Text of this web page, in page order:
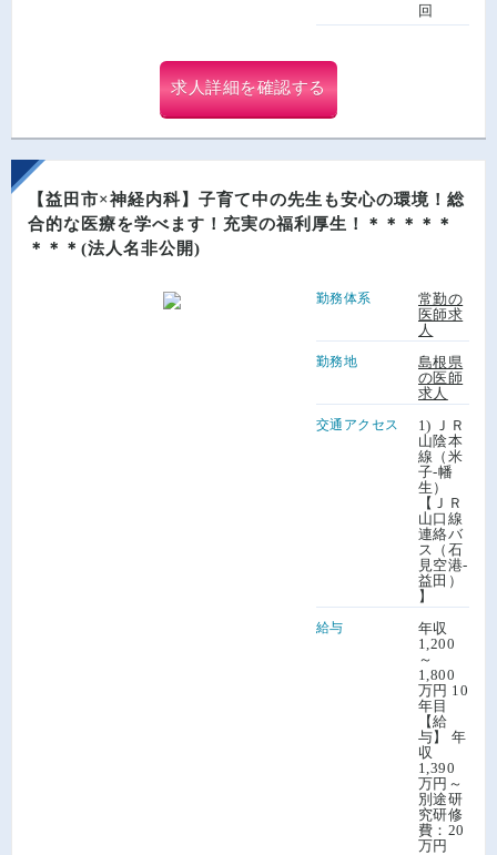
回
求人詳細を確認する
【益田市×神経内科】子育て中の先生も安心の環境！総
合的な医療を学べます！充実の福利厚生！＊＊＊＊＊
＊＊＊(法人名非公開)
勤務体系
常勤の
医師求
人
勤務地
島根県
の医師
求人
交通アクセス
1) ＪＲ
山陰本
線（米
子-幡
生）
【ＪＲ
山口線
連絡バ
ス（石
見空港-
益田）
】
給与
年収
1,200
～
1,800
万円 10
年目
【給
与】 年
収
1,390
万円～
別途研
究研修
費：20
万円